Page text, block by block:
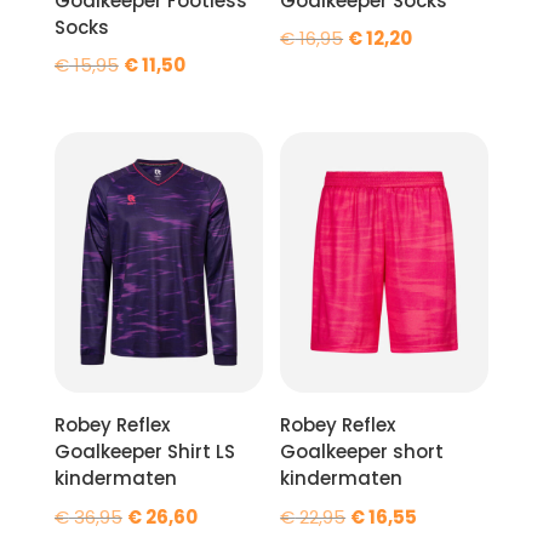
Socks
€15,95 Oorspronkelijke
€ 15,95.
€11,50Huidige
€ 11,50.
€16,95 Oorspronkelijke
€12,20Huidige
Robey Reflex
Goalkeeper Shirt LS
kindermaten
€36,95 Oorspronkelijke
€26,60Huidige
Robey Reflex
Goalkeeper short
kindermaten
€22,95 Oorspronkelijke
€16,55